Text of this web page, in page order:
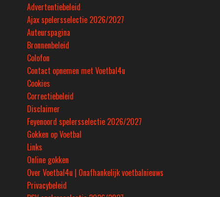
Advertentiebeleid
Ajax spelersselectie 2026/2027
Auteurspagina
Bronnenbeleid
Colofon
Contact opnemen met Voetbal4u
Cookies
Correctiebeleid
Disclaimer
Feyenoord spelersselectie 2026/2027
Gokken op Voetbal
Links
Online gokken
Over Voetbal4u | Onafhankelijk voetbalnieuws
Privacybeleid